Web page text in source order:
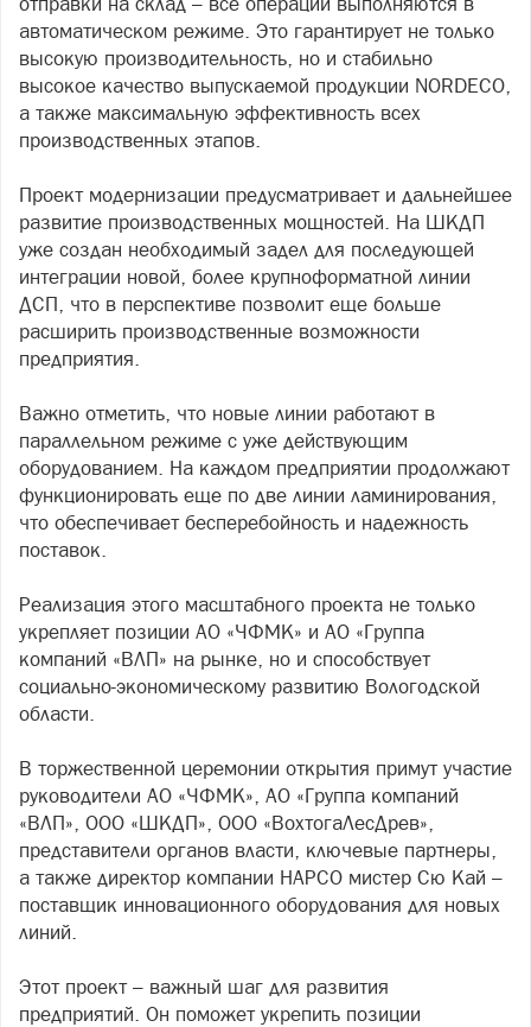
автоматическом режиме. Это гарантирует не только
высокую производительность, но и стабильно
высокое качество выпускаемой продукции NORDECO,
а также максимальную эффективность всех
производственных этапов.
Проект модернизации предусматривает и дальнейшее
развитие производственных мощностей. На ШКДП
уже создан необходимый задел для последующей
интеграции новой, более крупноформатной линии
ДСП, что в перспективе позволит еще больше
расширить производственные возможности
предприятия.
Важно отметить, что новые линии работают в
параллельном режиме с уже действующим
оборудованием. На каждом предприятии продолжают
функционировать еще по две линии ламинирования,
что обеспечивает бесперебойность и надежность
поставок.
Реализация этого масштабного проекта не только
укрепляет позиции АО «ЧФМК» и АО «Группа
компаний «ВЛП» на рынке, но и способствует
социально-экономическому развитию Вологодской
области.
В торжественной церемонии открытия примут участие
руководители АО «ЧФМК», АО «Группа компаний
«ВЛП», ООО «ШКДП», ООО «ВохтогаЛесДрев»,
представители органов власти, ключевые партнеры,
а также директор компании HAPCO мистер Сю Кай –
поставщик инновационного оборудования для новых
линий.
Этот проект – важный шаг для развития
предприятий. Он поможет укрепить позиции